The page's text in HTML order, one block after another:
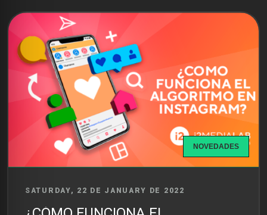
NOVEDADES
SATURDAY, 22 DE JANUARY DE 2022